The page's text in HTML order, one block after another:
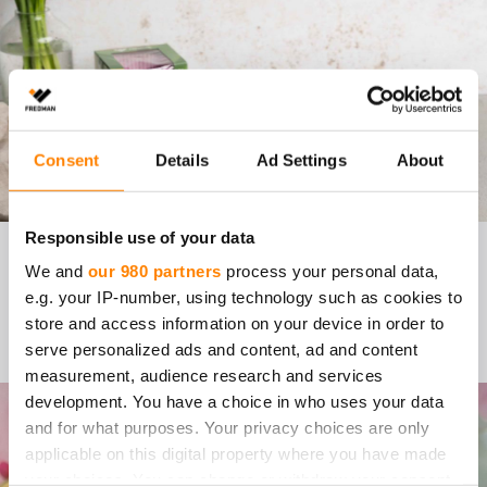
Consent Details Ad Settings About
Responsible use of your data
We and our 980 partners process your personal data,
e.g. your IP-number, using technology such as cookies to
store and access information on your device in order to
serve personalized ads and content, ad and content
measurement, audience research and services
development. You have a choice in who uses your data
and for what purposes. Your privacy choices are only
applicable on this digital property where you have made
LAS­KIAIS­PUL­LA­MUF­FI­NIT
Siirry reseptiin